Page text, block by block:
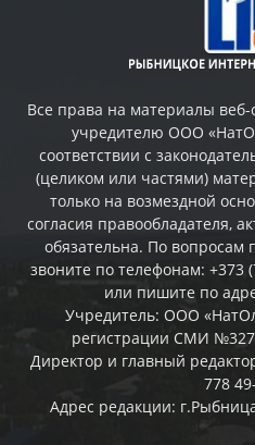
Все права на материалы веб-
учредителю ООО
соответствии с
(целиком или частями)
только на возмездной
согласия правообладателя,
обязательна. По вопросам
звоните по телефонам: +373
или пишите по
Учредитель: ООО
регистрации СМИ №327
Директор и главный
778
Адрес редакции: